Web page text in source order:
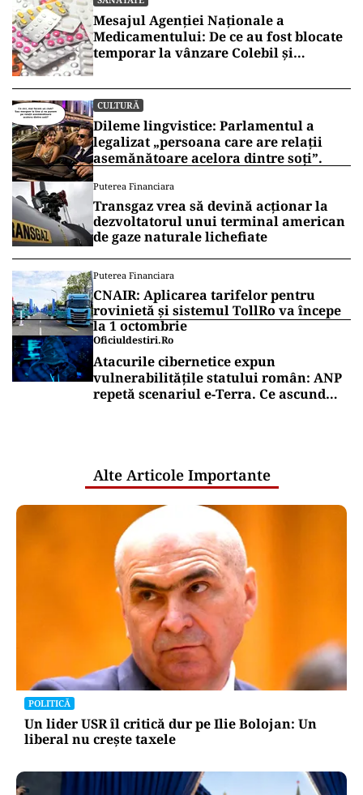
Mesajul Agenției Naționale a
Medicamentului: De ce au fost blocate
temporar la vânzare Colebil și
CULTURĂ
Dileme lingvistice: Parlamentul a
legalizat „persoana care are relații
asemănătoare acelora dintre soți”.
Puterea Financiara
Transgaz vrea să devină acționar la
dezvoltatorul unui terminal american
de gaze naturale lichefiate
Puterea Financiara
CNAIR: Aplicarea tarifelor pentru
rovinietă și sistemul TollRo va începe
la 1 octombrie
Oficiuldestiri.ro
Atacurile cibernetice expun
vulnerabilitățile statului român: ANP
repetă scenariul e‑Terra. Ce ascund
Alte Articole Importante
POLITICĂ
Un lider USR îl critică dur pe Ilie Bolojan: Un
liberal nu crește taxele